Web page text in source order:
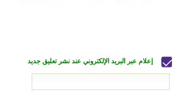
إعلام عبر البريد الإلكتروني عند نشر تعليق جديد